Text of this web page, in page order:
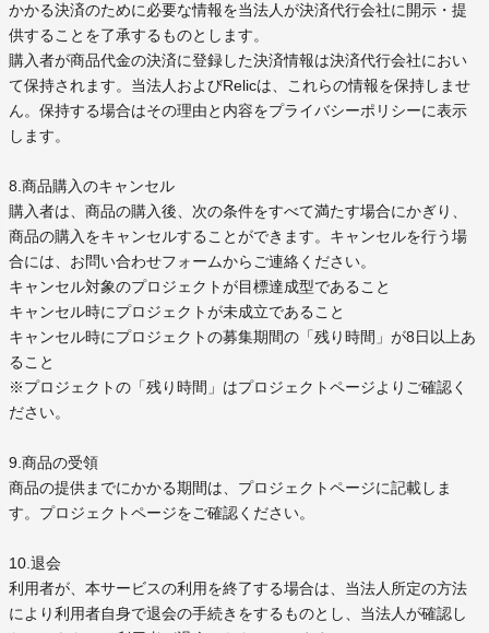
かかる決済のために必要な情報を当法人が決済代行会社に開示・提
供することを了承するものとします。
購入者が商品代金の決済に登録した決済情報は決済代行会社におい
て保持されます。当法人およびRelicは、これらの情報を保持しませ
ん。保持する場合はその理由と内容をプライバシーポリシーに表示
します。
8.商品購入のキャンセル
購入者は、商品の購入後、次の条件をすべて満たす場合にかぎり、
商品の購入をキャンセルすることができます。キャンセルを行う場
合には、お問い合わせフォームからご連絡ください。
キャンセル対象のプロジェクトが目標達成型であること
キャンセル時にプロジェクトが未成立であること
キャンセル時にプロジェクトの募集期間の「残り時間」が8日以上あ
ること
※プロジェクトの「残り時間」はプロジェクトページよりご確認く
ださい。
9.商品の受領
商品の提供までにかかる期間は、プロジェクトページに記載しま
す。プロジェクトページをご確認ください。
10.退会
利用者が、本サービスの利用を終了する場合は、当法人所定の方法
により利用者自身で退会の手続きをするものとし、当法人が確認し